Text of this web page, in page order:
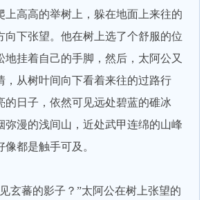
上高高的举树上，躲在地面上来往的
向下张望。他在树上选了个舒服的位
地挂着自己的手脚，然后，太阿公又
，从树叶间向下看着来往的过路行
的日子，依然可见远处碧蓝的碓冰
弥漫的浅间山，近处武甲连绵的山峰
都是触手可及。
蕃的影子？”太阿公在树上张望的